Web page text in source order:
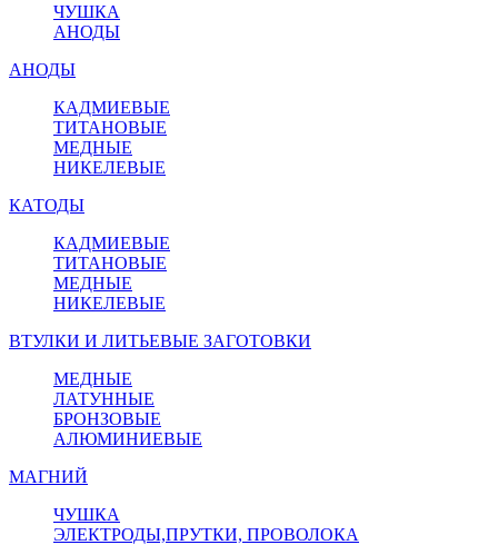
ЧУШКА
АНОДЫ
АНОДЫ
КАДМИЕВЫЕ
ТИТАНОВЫЕ
МЕДНЫЕ
НИКЕЛЕВЫЕ
КАТОДЫ
КАДМИЕВЫЕ
ТИТАНОВЫЕ
МЕДНЫЕ
НИКЕЛЕВЫЕ
ВТУЛКИ И ЛИТЬЕВЫЕ ЗАГОТОВКИ
МЕДНЫЕ
ЛАТУННЫЕ
БРОНЗОВЫЕ
АЛЮМИНИЕВЫЕ
МАГНИЙ
ЧУШКА
ЭЛЕКТРОДЫ,ПРУТКИ, ПРОВОЛОКА